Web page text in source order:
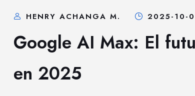
HENRY ACHANGA M. 2025-10-
Google AI Max: El
en 2025